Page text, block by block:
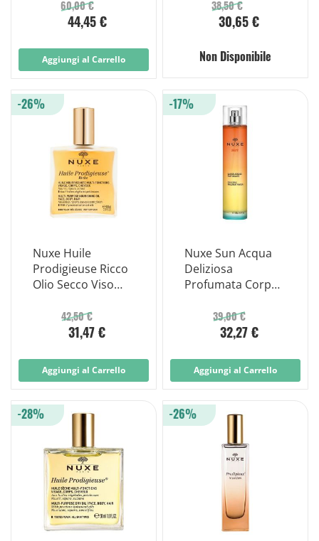
Parfum60,00 €
44,45 €
Aggiungi al Carrello
38,50 €
30,65 €
Non Disponibile
Nuxe Huile
Prodigieuse Ricco
Olio Secco Viso
Spray 100ml
42,50 €
31,47 €
-26%
Aggiungi al Carrello
Nuxe Sun Acqua
Deliziosa
Profumata Corpo
39,00 €
32,27 €
-17%
Aggiungi al Carrello
-28% -26%